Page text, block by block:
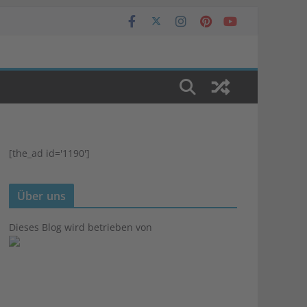
[the_ad id='1190']
Über uns
Dieses Blog wird betrieben von